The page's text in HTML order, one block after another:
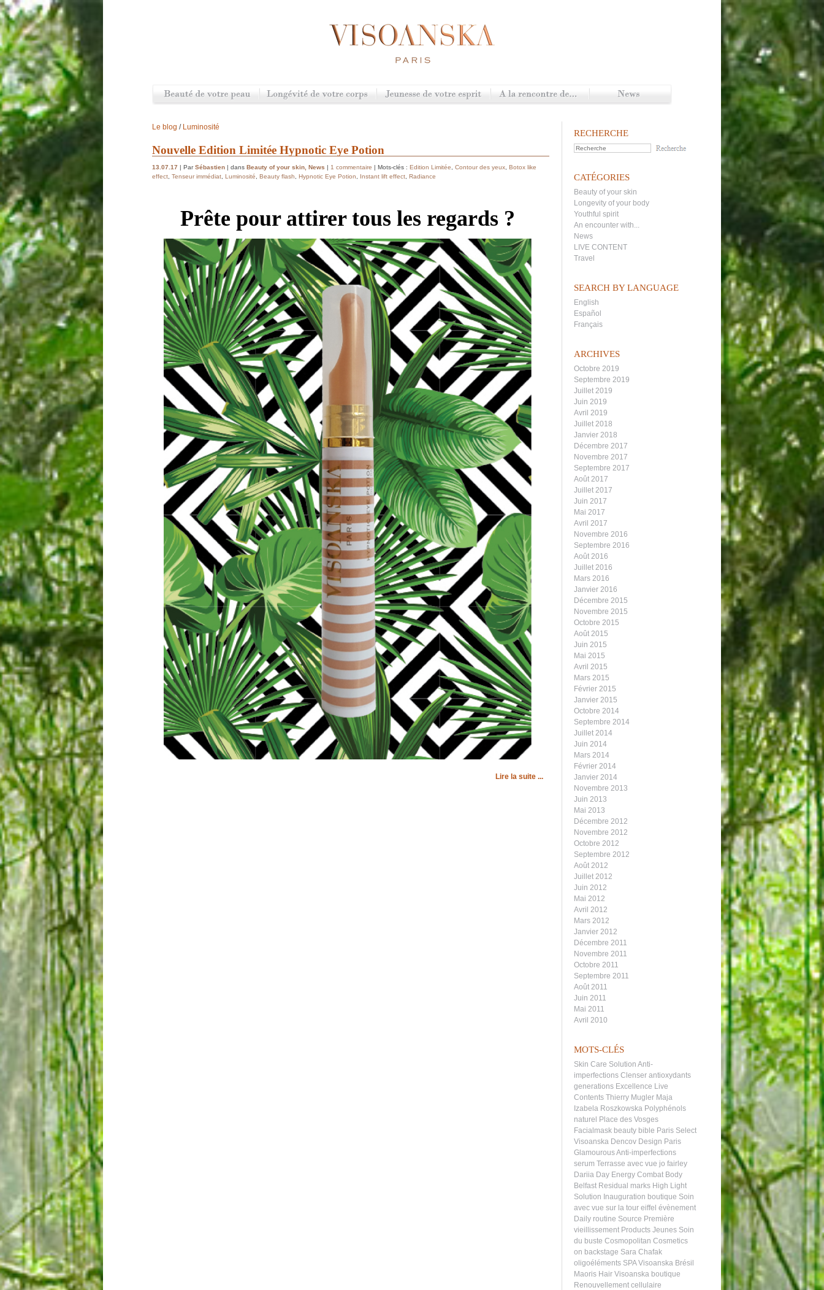
RECHERCHE
CATÉGORIES
Beauty of your skin
Longevity of your body
Youthful spirit
An encounter with...
News
LIVE CONTENT
Travel
SEARCH BY LANGUAGE
English
Español
Français
ARCHIVES
Octobre 2019
Septembre 2019
Juillet 2019
Juin 2019
Avril 2019
Juillet 2018
Janvier 2018
Décembre 2017
Novembre 2017
Septembre 2017
Août 2017
Juillet 2017
Juin 2017
Mai 2017
Avril 2017
Novembre 2016
Septembre 2016
Août 2016
Juillet 2016
Mars 2016
Janvier 2016
Décembre 2015
Novembre 2015
Octobre 2015
Août 2015
Juin 2015
Mai 2015
Avril 2015
Mars 2015
Février 2015
Janvier 2015
Octobre 2014
Septembre 2014
Juillet 2014
Juin 2014
Mars 2014
Février 2014
Janvier 2014
Novembre 2013
Juin 2013
Mai 2013
Décembre 2012
Novembre 2012
Octobre 2012
Septembre 2012
Août 2012
Juillet 2012
Juin 2012
Mai 2012
Avril 2012
Mars 2012
Janvier 2012
Décembre 2011
Novembre 2011
Octobre 2011
Septembre 2011
Août 2011
Juin 2011
Mai 2011
Avril 2010
MOTS-CLÉS
Skin Care Solution Anti-
imperfections Clenser antioxydants
generations Excellence Live
Contents Thierry Mugler Maja
Izabela Roszkowska Polyphénols
naturel
Place des Vosges
Facialmask beauty bible Paris Select
Visoanska Dencov Design Paris
GlamourousAnti-imperfections
serum Terrasse avec vue jo fairley
Dariia Day Energy Combat Body
Belfast Residual marks High Light
Solution Inauguration boutique Soin
avec vue sur la tour eiffel évènement
Daily routine Source Première
vieillissement Products Jeunes Soin
du buste Cosmopolitan Cosmetics
on backstage Sara Chafak
oligoéléments SPA Visoanska Brésil
Maoris Hair Visoanska boutique
Renouvellement cellulaire
Le blog / Luminosité
Nouvelle Edition Limitée Hypnotic Eye Potion
13.07.17 | ParSébastien | dans Beauty of your skin, News | 1 commentaire | Mots-clés : Edition Limitée, Contour des yeux, Botox like
effect, Tenseur immédiat, Luminosité, Beauty flash, Hypnotic Eye Potion, Instant lift effect, Radiance
Prête pour attirer tous les regards ?
Lire la suite ...